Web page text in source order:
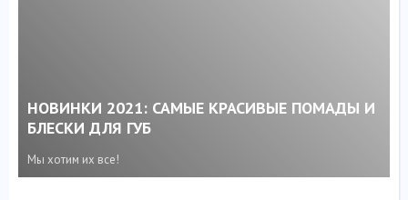
НОВИНКИ 2021: САМЫЕ КРАСИВЫЕ ПОМАДЫ И
БЛЕСКИ ДЛЯ ГУБ
Мы хотим их все!